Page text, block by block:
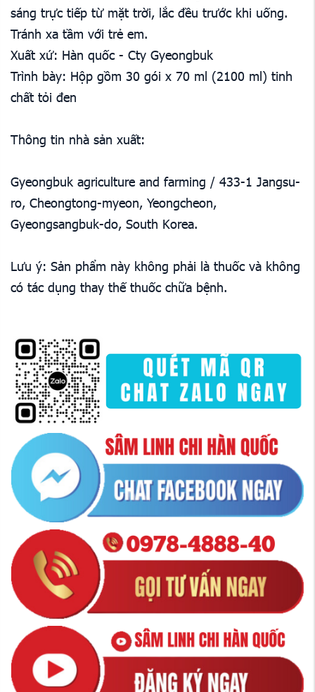
sáng trực tiếp từ mặt trời, lắc đều trước khi uống.
Tránh xa tầm với trẻ em.
Xuất xứ: Hàn quốc - Cty Gyeongbuk
Trình bày: Hộp gồm 30 gói x 70 ml (2100 ml) tinh
chất tỏi đen
Thông tin nhà sản xuất:
Gyeongbuk agriculture and farming / 433-1 Jangsu-
ro, Cheongtong-myeon, Yeongcheon,
Gyeongsangbuk-do, South Korea.
Lưu ý: Sản phẩm này không phải là thuốc và không
có tác dụng thay thế thuốc chữa bệnh.